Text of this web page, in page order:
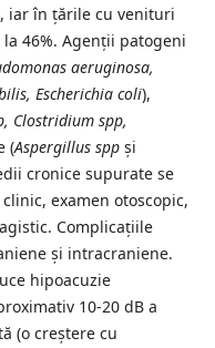
iar în țările cu venituri
46%. Agenții patogeni
aeruginosa,
Escherichia coli),
Clostridium spp,
(Aspergillus sppși
cronice supurate se
examen otoscopic,
Complicațiile
și intracraniene.
hipoacuzie
10-20 dB a
(o creștere cu